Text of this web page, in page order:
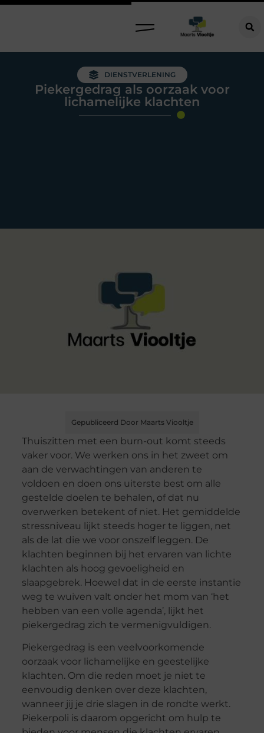
DIENSTVERLENING
Piekergedrag als oorzaak voor
lichamelijke klachten
Gepubliceerd Door Maarts Viooltje
Thuiszitten met een burn-out komt steeds
vaker voor. We werken ons in het zweet om
aan de verwachtingen van anderen te
voldoen en doen ons uiterste best om alle
gestelde doelen te behalen, of dat nu
overwerken betekent of niet. Het gemiddelde
stressniveau lijkt steeds hoger te liggen, net
als de lat die we voor onszelf leggen. De
klachten beginnen bij het ervaren van lichte
klachten als hoog gevoeligheid en
slaapgebrek. Hoewel dat in de eerste instantie
weg te wuiven valt onder het mom van ‘het
hebben van een volle agenda’, lijkt het
piekergedrag zich te vermenigvuldigen.
Piekergedrag is een veelvoorkomende
oorzaak voor lichamelijke en geestelijke
klachten. Om die reden moet je niet te
eenvoudig denken over deze klachten,
wanneer jij je drie slagen in de rondte werkt.
Piekerpoli is daarom opgericht om hulp te